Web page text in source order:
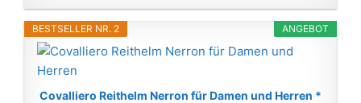
ANGEBOT
BESTSELLER NR. 2
Covalliero Reithelm Nerron für Damen und Herren *